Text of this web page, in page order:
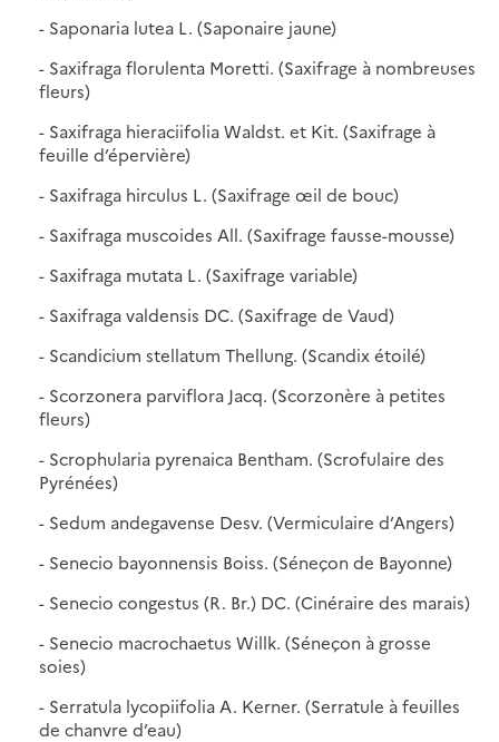
- Saponaria lutea L. (Saponaire jaune)
- Saxifraga florulenta Moretti. (Saxifrage à nombreuses
fleurs)
- Saxifraga hieraciifolia Waldst. et Kit. (Saxifrage à
feuille d’épervière)
- Saxifraga hirculus L. (Saxifrage œil de bouc)
- Saxifraga muscoides All. (Saxifrage fausse-mousse)
- Saxifraga mutata L. (Saxifrage variable)
- Saxifraga valdensis DC. (Saxifrage de Vaud)
- Scandicium stellatum Thellung. (Scandix étoilé)
- Scorzonera parviflora Jacq. (Scorzonère à petites
fleurs)
- Scrophularia pyrenaica Bentham. (Scrofulaire des
Pyrénées)
- Sedum andegavense Desv. (Vermiculaire d’Angers)
- Senecio bayonnensis Boiss. (Séneçon de Bayonne)
- Senecio congestus (R. Br.) DC. (Cinéraire des marais)
- Senecio macrochaetus Willk. (Séneçon à grosse
soies)
- Serratula lycopiifolia A. Kerner. (Serratule à feuilles
de chanvre d’eau)